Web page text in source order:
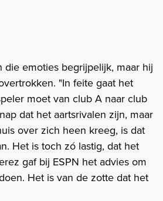
die emoties begrijpelijk, maar hij
"In feite gaat het
moet van club A naar club
dat het aartsrivalen zijn, maar
over zich heen kreeg, is dat
Het is toch zó lastig, dat het
gaf bij ESPN het advies om
Het is van de zotte dat het